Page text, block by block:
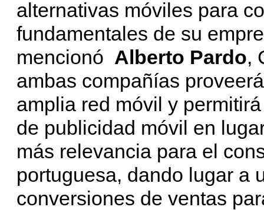
alternativas móviles para
fundamentales de su
mencionó Alberto Pardo,
ambas compañías
amplia red móvil y
de publicidad móvil en
más relevancia para el
portuguesa, dando lugar a
conversiones de ventas